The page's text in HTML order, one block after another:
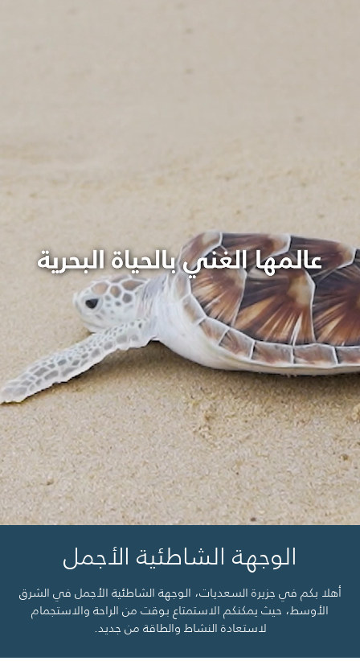
الوجهة الشاطئية الأجمل
أهلا بكم في جزيرة السعديات، الوجهة الشاطئية الأجمل في الشرق
الأوسط، حيث يمكنكم الاستمتاع بوقت من الراحة والاستجمام
لاستعادة النشاط والطاقة من جديد.